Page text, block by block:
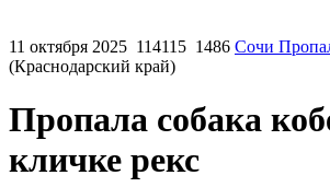
11 октября 2025 114115 1486 Сочи
(Краснодарский край)
Пропала собака
кличке рекс